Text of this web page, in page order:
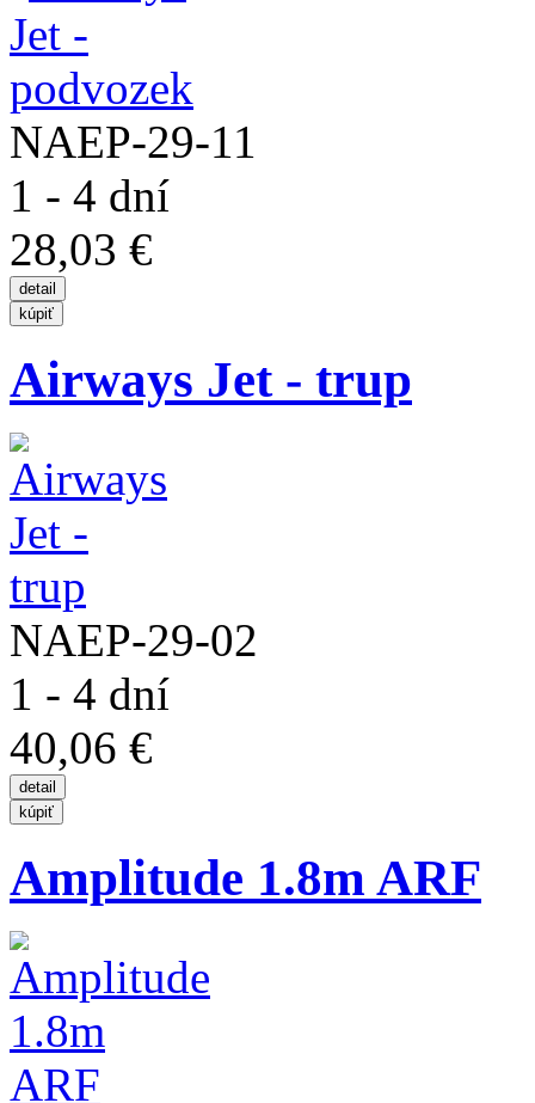
NAEP-29-11
1 - 4 dní
28,03 €
Airways Jet - trup
NAEP-29-02
1 - 4 dní
40,06 €
Amplitude 1.8m ARF